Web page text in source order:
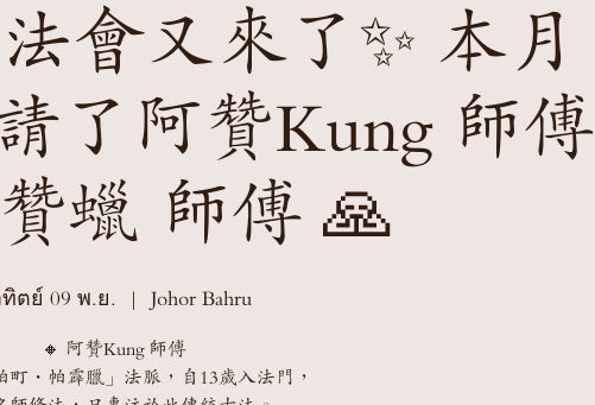
會又來了✨ 本月
了阿贊Kung 師傅
蠟 師傅 🙏
ตย์ 09 พ.ย.
  |
Johor Bahru
🔸 阿贊Kung 師傅
町・帕霹臘」法脈，自13歲入法門，